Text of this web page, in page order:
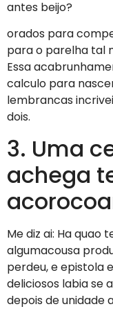
antes beijo?
orados para
para o parelha tal
Essa
calculo para
lembrancas
dois.
3. Uma
achega
Me diz ai: Ha quao
algumacousa
perdeu, e epistola
deliciosos labia se
depois de unidade